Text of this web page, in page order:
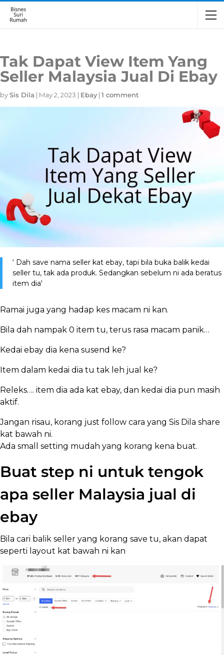
Tak Dapat View Item Yang
Seller Malaysia Jual Di Ebay
bySis Dila | May 2, 2023 | Ebay | 1 comment
‘ Dah save nama seller kat ebay, tapi bila buka balik kedai
seller tu, tak ada produk. Sedangkan sebelum ni ada beratus
item dia'
Ramai juga yang hadap kes macam ni kan.
Bila dah nampak 0 item tu, terus rasa macam panik…
Kedai ebay dia kena susend ke?
Item dalam kedai dia tu tak leh jual ke?
Releks…. item dia ada kat ebay, dan kedai dia pun masih
aktif.
Jangan risau, korang just follow cara yang Sis Dila share
kat bawah ni.
Ada small setting mudah yang korang kena buat.
Buat step ni untuk tengok
apa seller Malaysia jual di
ebay
Bila cari balik seller yang korang save tu, akan dapat
seperti layout kat bawah ni kan